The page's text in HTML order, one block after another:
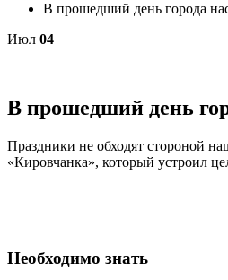
В прошедший день города
Июл 04
В прошедший день
Праздники не обходят стороной
«Кировчанка», который устроил
Необходимо знать